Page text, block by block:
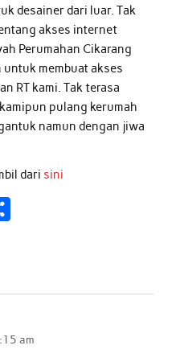
desainer dari luar. Tak
akses internet
Perumahan Cikarang
membuat akses
RT kami. Tak terasa
pulang kerumah
namun dengan jiwa
dari sini
am